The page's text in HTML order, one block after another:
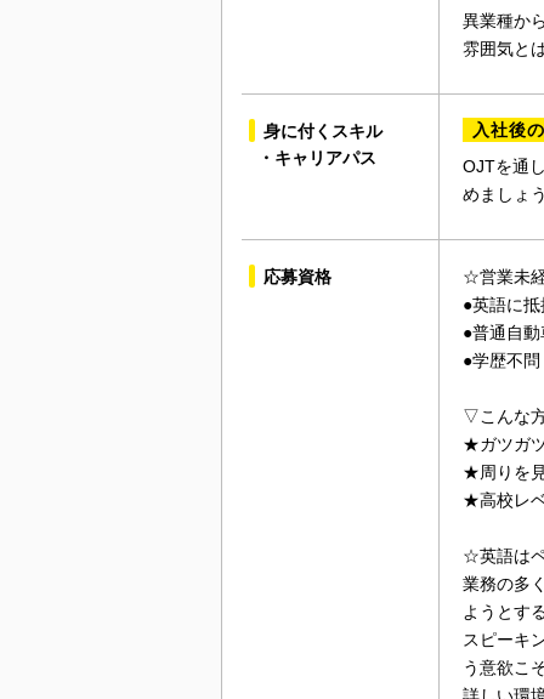
異業種か
雰囲気と
身に付くスキル
・キャリアパス
入社後
OJTを通
めましょ
応募資格
☆営業未
●英語に
●普通自
●学歴不問
▽こんな
★ガツガ
★周りを
★高校レ
☆英語は
業務の多
ようとす
スピーキ
う意欲こ